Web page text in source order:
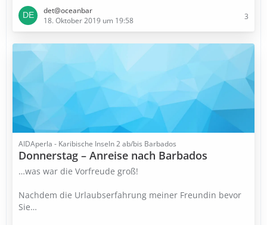
det@oceanbar
18. Oktober 2019 um 19:58
3
AIDAperla - Karibische Inseln 2 ab/bis Barbados
Donnerstag – Anreise nach Barbados
…was war die Vorfreude groß!
Nachdem die Urlaubserfahrung meiner Freundin bevor
Sie…